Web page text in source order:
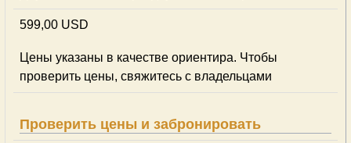
599,00 USD
Цены указаны в качестве ориентира. Чтобы
проверить цены, свяжитесь с владельцами
Проверить цены и забронировать